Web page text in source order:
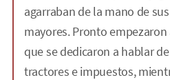
agarraban de la mano de
mayores. Pronto
que se dedicaron a hablar
tractores e impuestos,